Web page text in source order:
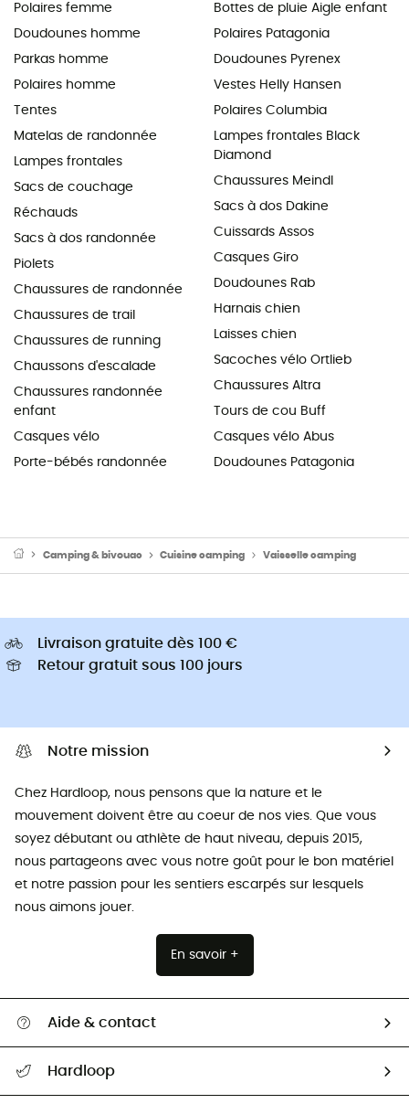
Polaires femme
Doudounes homme
Parkas homme
Polaires homme
Tentes
Matelas de randonnée
Lampes frontales
Sacs de couchage
Réchauds
Sacs à dos randonnée
Piolets
Chaussures de randonnée
Chaussures de trail
Chaussures de running
Chaussons d'escalade
Chaussures randonnée
enfant
Casques vélo
Porte-bébés randonnée
Bottes de pluie Aigle enfant
Polaires Patagonia
Doudounes Pyrenex
Vestes Helly Hansen
Polaires Columbia
Lampes frontales Black
Diamond
Chaussures Meindl
Sacs à dos Dakine
Cuissards Assos
Casques Giro
Doudounes Rab
Harnais chien
Laisses chien
Sacoches vélo Ortlieb
Chaussures Altra
Tours de cou Buff
Casques vélo Abus
Doudounes Patagonia
Camping & bivouac Cuisine camping Vaisselle camping
Livraison gratuite dès 100 €
Retour gratuit sous 100 jours
Notre mission
Chez Hardloop, nous pensons que la nature et le
mouvement doivent être au coeur de nos vies. Que vous
soyez débutant ou athlète de haut niveau, depuis 2015,
nous partageons avec vous notre goût pour le bon matériel
et notre passion pour les sentiers escarpés sur lesquels
nous aimons jouer.
En savoir +
Aide & contact
Hardloop